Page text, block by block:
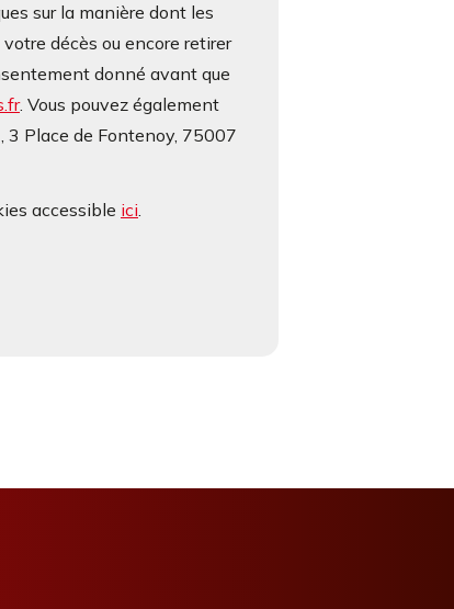
sur la manière dont les
décès ou encore retirer
donné avant que
. Vous pouvez également
3 Place de Fontenoy, 75007
accessible ici.